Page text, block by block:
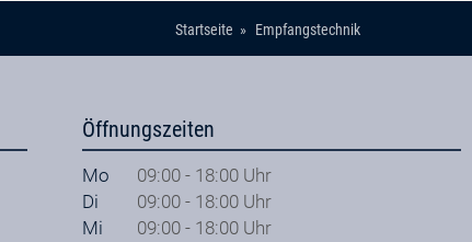
Startseite Empfangstechnik
Öffnungszeiten
Mo
09:00 - 18:00 Uhr
Di
09:00 - 18:00 Uhr
Mi
09:00 - 18:00 Uhr